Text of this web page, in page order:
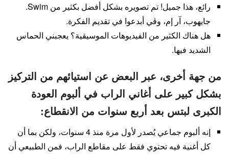
رائع، هذا جميل! تم تصويره بشكل أفضل بكثير من Swim.
جايهوب، آر إم، وڤي أبدعوا في تقديم الفكرة.
هل هناك الكثير من الفيديوهات الموسيقية؟ يعجبني الحماس
الشديد فيها.
من جهة أخرى، عبر البعض عن استيائهم من التركيز
بشكل كبير على أغاني الراب في ألبوم العودة
الكبرى لبتس بعد أربع سنوات من الانقطاع:
إنه ألبوم جماعي يُصدر لأول مرة منذ 4 سنوات، ولكن بما أن
كل أغنية فيه تحتوي فقط على مقاطع الراب، فمن الطبيعي أن